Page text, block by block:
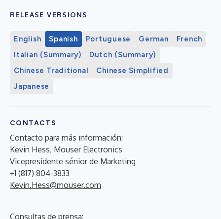
RELEASE VERSIONS
English Spanish Portuguese German
French
Italian (Summary)
Dutch (Summary)
Chinese Traditional
Chinese Simplified
Japanese
CONTACTS
Contacto para más información:
Kevin Hess, Mouser Electronics
Vicepresidente sénior de Marketing
+1 (817) 804-3833
Kevin.Hess@mouser.com
Consultas de prensa: